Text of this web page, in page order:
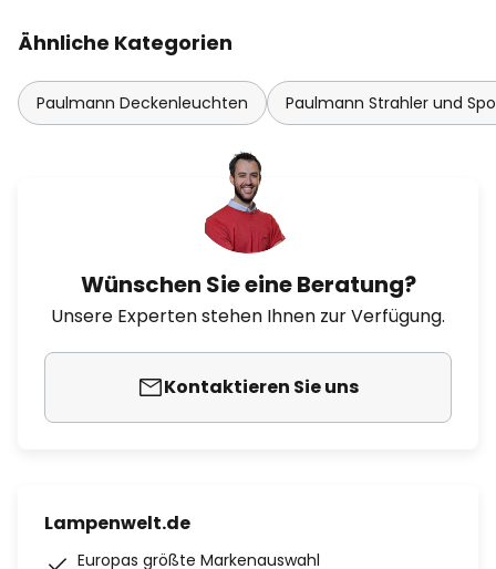
Ähnliche Kategorien
Paulmann Deckenleuchten Paulmann Strahler und
Wünschen Sie eine Beratung?
Unsere Experten stehen Ihnen zur Verfügung.
Kontaktieren Sie uns
Lampenwelt.de
Europas größte Markenauswahl